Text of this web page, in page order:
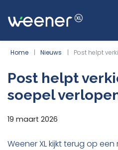
WEENER XL
Home Nieuws Post helpt
Post helpt
soepel
19 maart 2026
Weener XL kijkt terug op